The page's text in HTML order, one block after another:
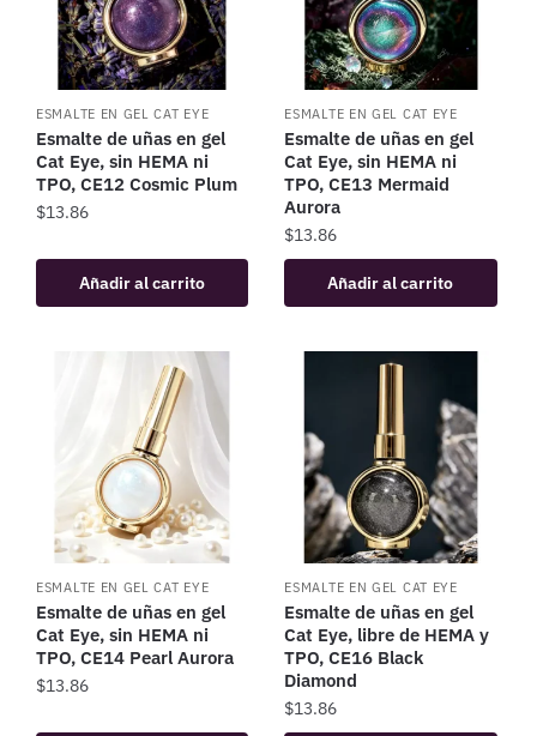
ESMALTE EN GEL CAT EYE
Esmalte de uñas en gel
Cat Eye, sin HEMA ni
TPO, CE12 Cosmic Plum
$13.86
Añadir al carrito
ESMALTE EN GEL CAT EYE
Esmalte de uñas en gel
Cat Eye, sin HEMA ni
TPO, CE13 Mermaid
Aurora
$13.86
Añadir al carrito
ESMALTE EN GEL CAT EYE
Esmalte de uñas en gel
Cat Eye, sin HEMA ni
TPO, CE14 Pearl Aurora
$13.86
ESMALTE EN GEL CAT EYE
Esmalte de uñas en gel
Cat Eye, libre de HEMA y
TPO, CE16 Black
Diamond
$13.86